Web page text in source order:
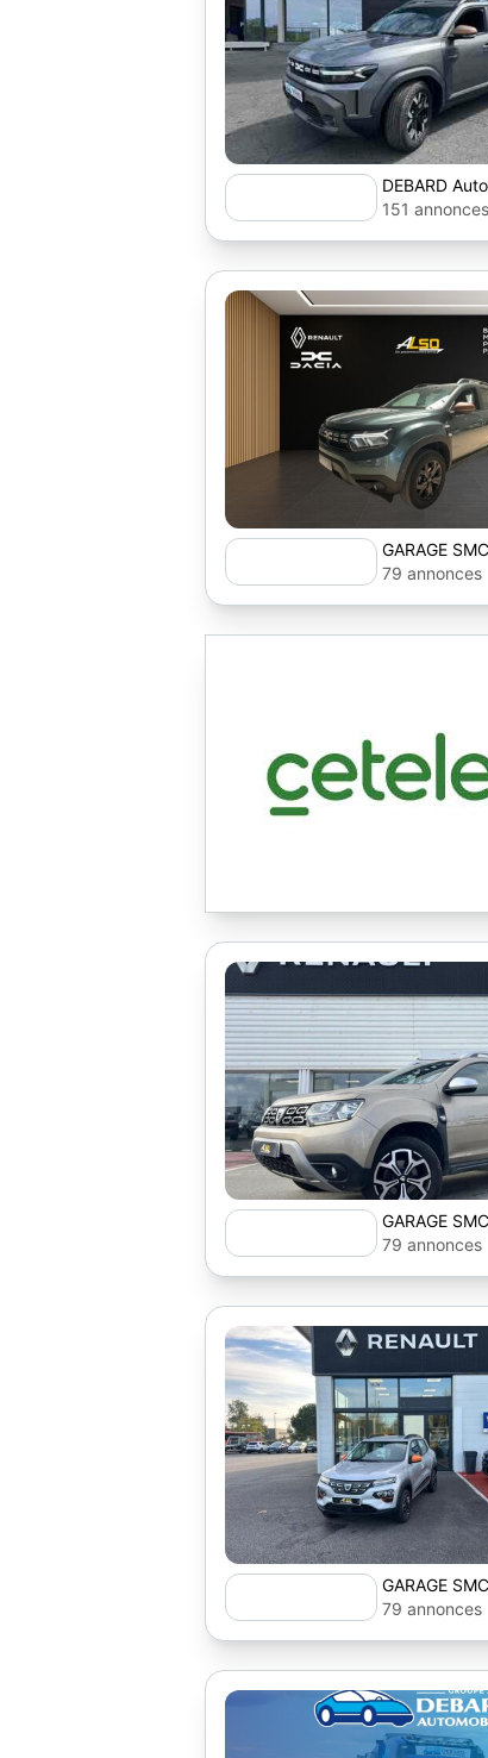
DEBARD
151 annonces
GARAGE
79 annonces
GARAGE
79 annonces
GARAGE
79 annonces